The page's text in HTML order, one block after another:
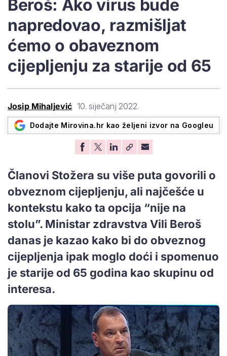
Beroš: Ako virus bude
napredovao, razmišljat
ćemo o obaveznom
cijepljenju za starije od 65
Josip Mihaljević 10. siječanj 2022.
Dodajte Mirovina.hr kao željeni izvor na Googleu
Članovi Stožera su više puta govorili o
obveznom cijepljenju, ali najčešće u
kontekstu kako ta opcija “nije na
stolu”. Ministar zdravstva Vili Beroš
danas je kazao kako bi do obveznog
cijepljenja ipak moglo doći i spomenuo
je starije od 65 godina kao skupinu od
interesa.